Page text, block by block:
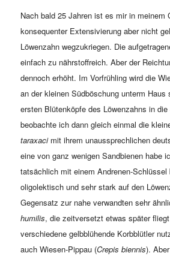
Nach bald 25 Jahren ist es mir in meinem
konsequenter Extensivierung aber nicht
Löwenzahn wegzukriegen. Die
einfach zu nährstoffreich. Aber der
dennoch erhöht. Im Vorfrühling wird die
an der kleinen Südböschung unterm
ersten Blütenköpfe des Löwenzahns in
beobachte ich dann gleich einmal die
taraxacimit ihrem unaussprechlichen
eine von ganz wenigen Sandbienen habe
tatsächlich mit einem Andrenen-
oligolektisch und sehr stark auf den
Gegensatz zur nahe verwandten sehr
humilis, die zeitversetzt etwas später
verschiedene gelbblühende Korbblütler
auch Wiesen-Pippau (Crepis biennis).